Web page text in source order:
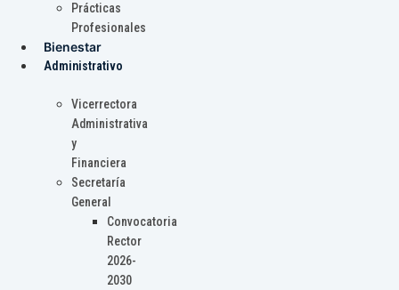
Prácticas
Profesionales
Bienestar
Administrativo
Vicerrectora
Administrativa
y
Financiera
Secretaría
General
Convocatoria
Rector
2026-
2030